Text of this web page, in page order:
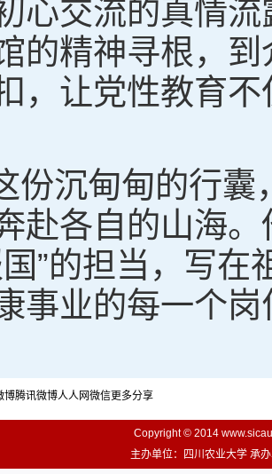
心交流的真情
的精神寻根，
，让党性教育
份沉甸甸的行囊
赴各自的山海
”的担当，写在
事业的每一个岗
博腾讯微博人人网微信更多分享
Copyright © 2014
主办单位：四川农业大学 承